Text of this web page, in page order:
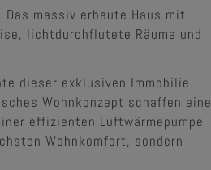
massiv erbaute Haus mit
lichtdurchflutete Räume und
dieser exklusiven Immobilie.
Wohnkonzept schaffen eine
effizienten Luftwärmepumpe
Wohnkomfort, sondern